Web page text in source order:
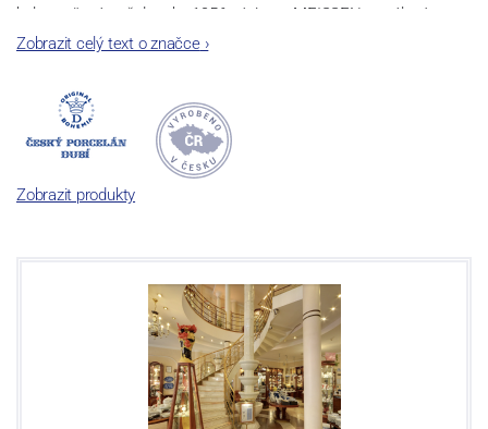
byl označován až do roku 1956 nápisem MEISSEN v oválovém
rámečku.
počet jeho dílů v cibulovém provedení je 850 tvarů. Tyto výrobky
jsou garantovány Asociací sklářského a keramického průmyslu
České republiky jako „Český výrobek
Zobrazit celý text o značce›
Zobrazit produkty